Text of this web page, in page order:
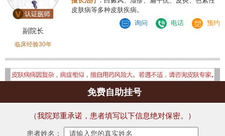
副院长
临床经验30年
皮肤病等多种皮肤疾病。
询问
电话 预约
免费自助挂号
（我院郑重承诺，患者填写以下信息绝对保密。）
患者姓名：